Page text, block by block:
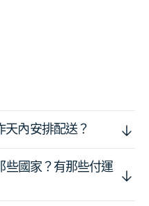
內安排配送？
些國家？有那些付運